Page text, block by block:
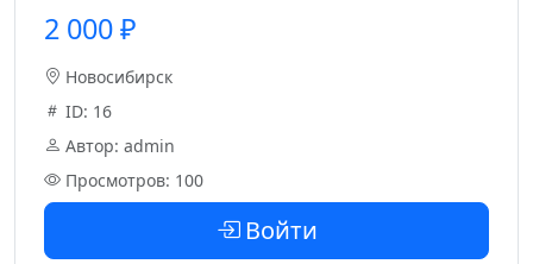
2 000 ₽
Новосибирск
ID: 16
Автор: admin
Просмотров: 100
Войти